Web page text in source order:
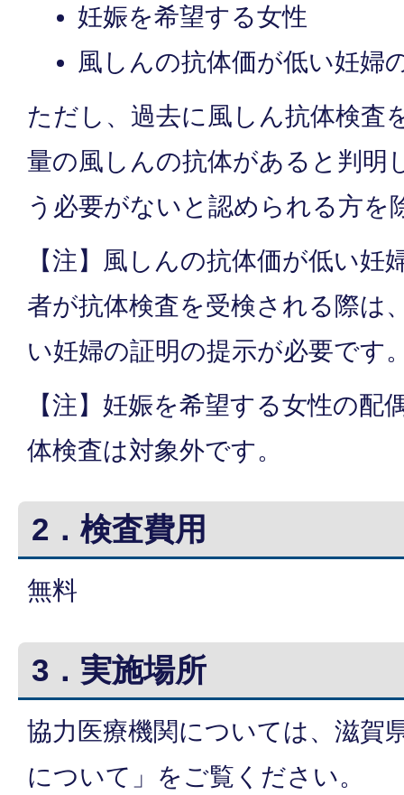
妊娠を希望する女性
風しんの抗体価が低い妊婦
ただし、過去に風しん抗体検査
量の風しんの抗体があると判明
う必要がないと認められる方を
【注】風しんの抗体価が低い妊
者が抗体検査を受検される際は
い妊婦の証明の提示が必要です
【注】妊娠を希望する女性の配
体検査は対象外です。
2．検査費用
無料
3．実施場所
協力医療機関については、滋賀
について」をご覧ください。